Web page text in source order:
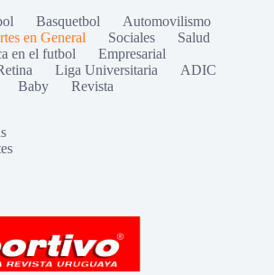
Basquetbol
Automovilismo
en General Sociales
Salud
en el futbol
Empresarial
Liga Universitaria
ADIC
Baby
Revista